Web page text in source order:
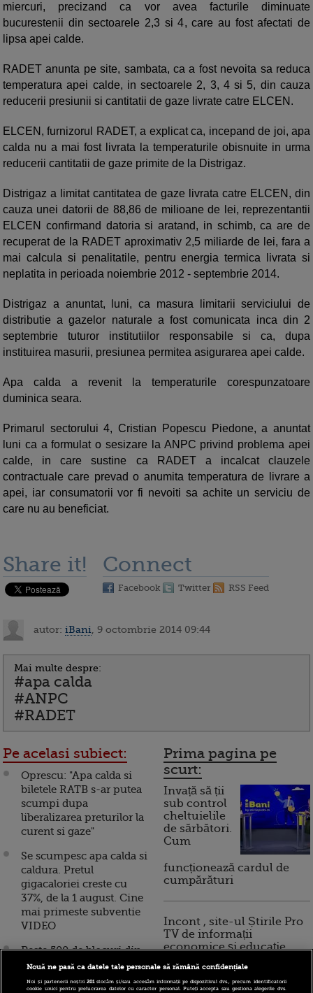
miercuri, precizand ca vor avea facturile diminuate
bucurestenii din sectoarele 2,3 si 4, care au fost afectati de
lipsa apei calde.
RADET anunta pe site, sambata, ca a fost nevoita sa reduca
temperatura apei calde, in sectoarele 2, 3, 4 si 5, din cauza
reducerii presiunii si cantitatii de gaze livrate catre ELCEN.
ELCEN, furnizorul RADET, a explicat ca, incepand de joi, apa
calda nu a mai fost livrata la temperaturile obisnuite in urma
reducerii cantitatii de gaze primite de la Distrigaz.
Distrigaz a limitat cantitatea de gaze livrata catre ELCEN, din
cauza unei datorii de 88,86 de milioane de lei, reprezentantii
ELCEN confirmand datoria si aratand, in schimb, ca are de
recuperat de la RADET aproximativ 2,5 miliarde de lei, fara a
mai calcula si penalitatile, pentru energia termica livrata si
neplatita in perioada noiembrie 2012 - septembrie 2014.
Distrigaz a anuntat, luni, ca masura limitarii serviciului de
distributie a gazelor naturale a fost comunicata inca din 2
septembrie tuturor institutiilor responsabile si ca, dupa
instituirea masurii, presiunea permitea asigurarea apei calde.
Apa calda a revenit la temperaturile corespunzatoare
duminica seara.
Primarul sectorului 4, Cristian Popescu Piedone, a anuntat
luni ca a formulat o sesizare la ANPC privind problema apei
calde, in care sustine ca RADET a incalcat clauzele
contractuale care prevad o anumita temperatura de livrare a
apei, iar consumatorii vor fi nevoiti sa achite un serviciu de
care nu au beneficiat.
Share it! Connect
Facebook Twitter RSS Feed
autor: iBani , 9 octombrie 2014 09:44
Mai multe despre:
#apa calda
#ANPC
#RADET
Pe acelasi subiect:
Oprescu: "Apa calda si
biletele RATB s-ar putea
scumpi dupa
liberalizarea preturilor la
curent si gaze"
Se scumpesc apa calda si
caldura. Pretul
gigacaloriei creste cu
37%, de la 1 august. Cine
mai primeste subventie
VIDEO
Peste 500 de blocuri din
Capitala, fara apa calda
pana miercuri. Vezi pe ce
Prima pagina pe
scurt:
Invață să ții
sub control
cheltuielile
de sărbători.
Cum
funcționează cardul de
cumpărături
Incont , site-ul Știrile Pro
TV de informații
economice și educație
Nouă ne pasă ca datele tale personale să rămână confidențiale
Noi și partenerii noștri201stocăm și/sau accesăm informații pe dispozitivul dvs., precum identificatorii
cookie unici pentru prelucrarea datelor cu caracter personal. Puteți accepta sau gestiona alegerile dvs.